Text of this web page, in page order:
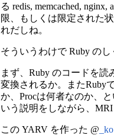
る redis, memcached,
限、もしくは限定された
れだしね。
そういうわけで Ruby のし
まず、Ruby のコードを
変換されるか。またRuby
か、Procは何者なのか、
いう説明をしながら、
この YARV を作った @